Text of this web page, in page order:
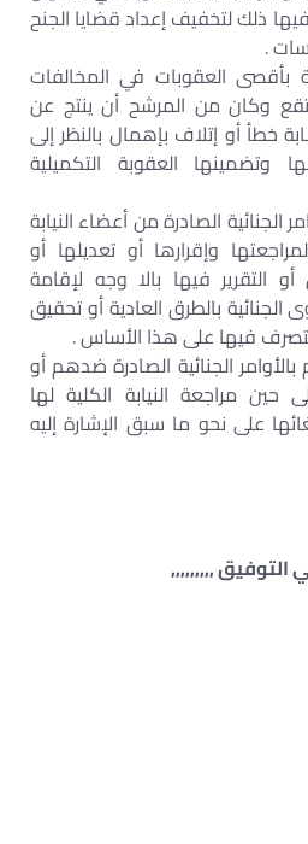
ذلك لتخفيف إعداد قضايا الجنح
.
بأقصى العقوبات في المخالفات
تقع وكان من المرشح أن ينتج عن
خطأ أو إتلاف بإهمال بالنظر إلى
وتضمينها العقوبة التكميلية
الصادرة من أعضاء النيابة
وإقرارها أو تعديلها أو
التقرير فيها بالا وجه لإقامة
بالطرق العادية أو تحقيق
فيها على هذا الأساس .
الجنائية الصادرة ضدهم أو
حين مراجعة النيابة الكلية لها
على نحو ما سبق الإشارة إليه
التوفيق ,,,,,,,,,